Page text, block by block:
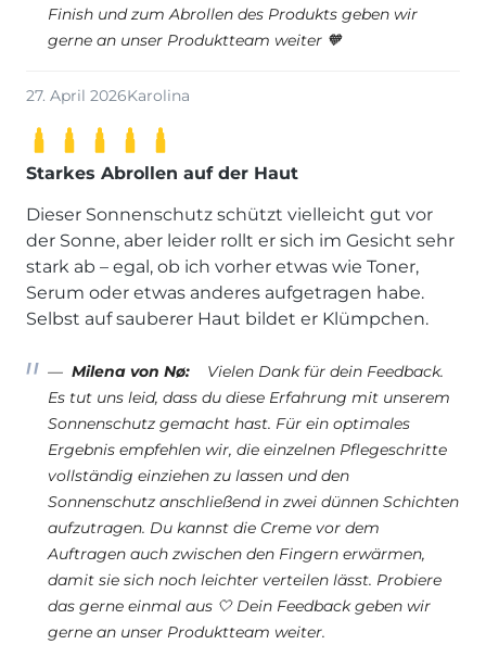
Finish und zum Abrollen des Produkts geben wir
gerne an unser Produktteam weiter 🧡
27. April 2026Karolina
Starkes Abrollen auf der Haut
Dieser Sonnenschutz schützt vielleicht gut vor
der Sonne, aber leider rollt er sich im Gesicht sehr
stark ab – egal, ob ich vorher etwas wie Toner,
Serum oder etwas anderes aufgetragen habe.
Selbst auf sauberer Haut bildet er Klümpchen.
Milena von Nø:
Vielen Dank für dein Feedback.
Es tut uns leid, dass du diese Erfahrung mit unserem
Sonnenschutz gemacht hast. Für ein optimales
Ergebnis empfehlen wir, die einzelnen Pflegeschritte
vollständig einziehen zu lassen und den
Sonnenschutz anschließend in zwei dünnen Schichten
aufzutragen. Du kannst die Creme vor dem
Auftragen auch zwischen den Fingern erwärmen,
damit sie sich noch leichter verteilen lässt. Probiere
das gerne einmal aus 🤍 Dein Feedback geben wir
gerne an unser Produktteam weiter.